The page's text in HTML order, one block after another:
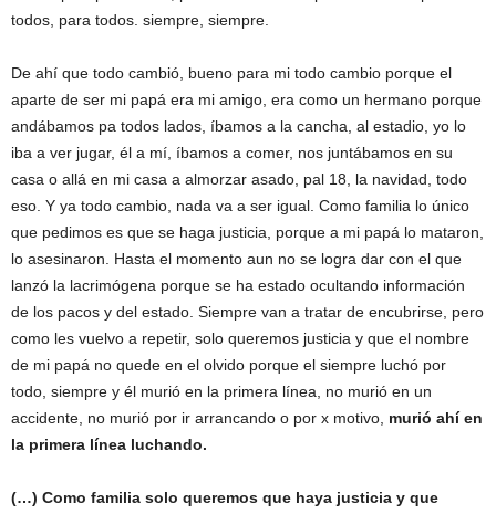
todos, para todos. siempre, siempre.
De ahí que todo cambió, bueno para mi todo cambio porque el
aparte de ser mi papá era mi amigo, era como un hermano porque
andábamos pa todos lados, íbamos a la cancha, al estadio, yo lo
iba a ver jugar, él a mí, íbamos a comer, nos juntábamos en su
casa o allá en mi casa a almorzar asado, pal 18, la navidad, todo
eso. Y ya todo cambio, nada va a ser igual. Como familia lo único
que pedimos es que se haga justicia, porque a mi papá lo mataron,
lo asesinaron. Hasta el momento aun no se logra dar con el que
lanzó la lacrimógena porque se ha estado ocultando información
de los pacos y del estado. Siempre van a tratar de encubrirse, pero
como les vuelvo a repetir, solo queremos justicia y que el nombre
de mi papá no quede en el olvido porque el siempre luchó por
todo, siempre y él murió en la primera línea, no murió en un
accidente, no murió por ir arrancando o por x motivo, murió ahí en
la primera línea luchando.
(…) Como familia solo queremos que haya justicia y que